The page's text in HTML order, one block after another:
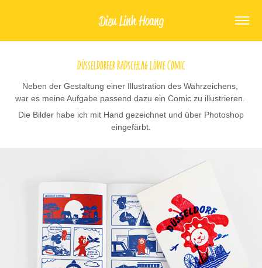
Dieu Linh Hoang
Düsseldorfer Radschlag Löwe Comic
Neben der Gestaltung einer Illustration des Wahrzeichens,
war es meine Aufgabe passend dazu ein Comic zu illustrieren.
Die Bilder habe ich mit Hand gezeichnet und über Photoshop
eingefärbt.